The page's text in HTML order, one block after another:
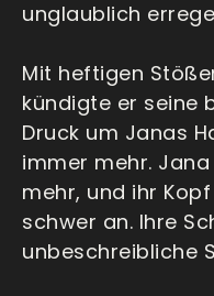
unglaublich
Mit heftigen
kündigte er seine
Druck um Janas
immer mehr.
mehr, und ihr
schwer an. Ihre
unbeschreibliche